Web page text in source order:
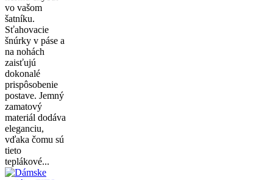
vo vašom
šatníku.
Sťahovacie
šnúrky v páse a
na nohách
zaisťujú
dokonalé
prispôsobenie
postave. Jemný
zamatový
materiál dodáva
eleganciu,
vďaka čomu sú
tieto
teplákové...